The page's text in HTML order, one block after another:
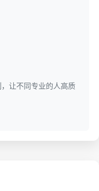
让不同专业的人高质